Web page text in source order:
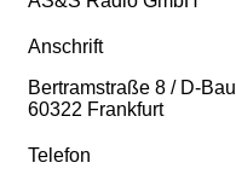
Anschrift
Bertramstraße 8 / D-Bau
60322 Frankfurt
Telefon